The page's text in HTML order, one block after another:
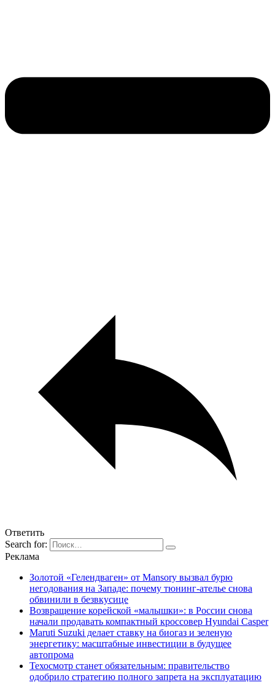
Ответить
Search for:
Реклама
Золотой «Гелендваген» от Mansory вызвал бурю
негодования на Западе: почему тюнинг-ателье снова
обвинили в безвкусице
Возвращение корейской «малышки»: в России снова
начали продавать компактный кроссовер Hyundai Casper
Maruti Suzuki делает ставку на биогаз и зеленую
энергетику: масштабные инвестиции в будущее
автопрома
Техосмотр станет обязательным: правительство
одобрило стратегию полного запрета на эксплуатацию